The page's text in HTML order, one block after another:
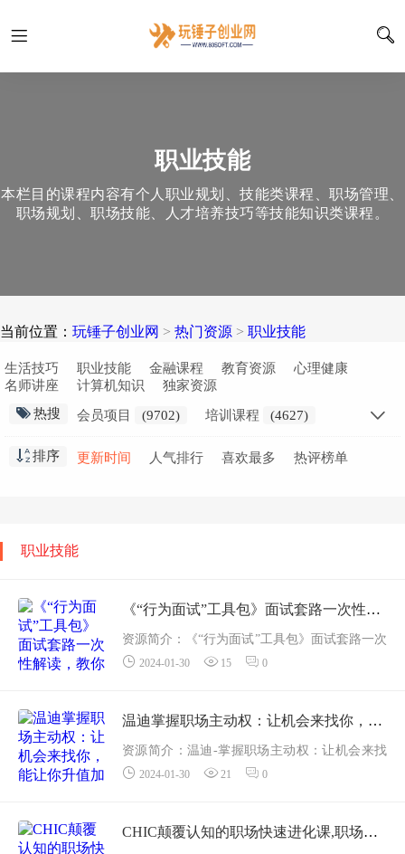
职业技能
本栏目的课程内容有个人职业规划、技能类课程、职场管理、
职场规划、职场技能、人才培养技巧等技能知识类课程。
当前位置： 玩锤子创业网 > 热门资源 > 职业技能
生活技巧 职业技能 金融课程 教育资源
心理健康
名师讲座
计算机知识
独家资源
热搜
会员项目 (9702) 培训课程
(4627)
职业技能
(1871) 高中课程
(1636)
视频教学
排序 更新时间 人气排行 喜欢最多 热评榜单
职业技能
《“行为面试”工具包》面试套路一次性解读，教你攻略面试官
资源简介：《“行为面试”工具包》面试套路一次
性解读，教你攻略面试官——更多资源,课程更
o...
2024-01-30 15 0
温迪掌握职场主动权：让机会来找你，能让你升值加薪的个人品牌课
资源简介：温迪-掌握职场主动权：让机会来找
你，能让你升值加薪的个人品牌课——更多资
都史无前...
2024-01-30 21 0
CHIC颠覆认知的职场快速进化课,职场小白名企强攻指南